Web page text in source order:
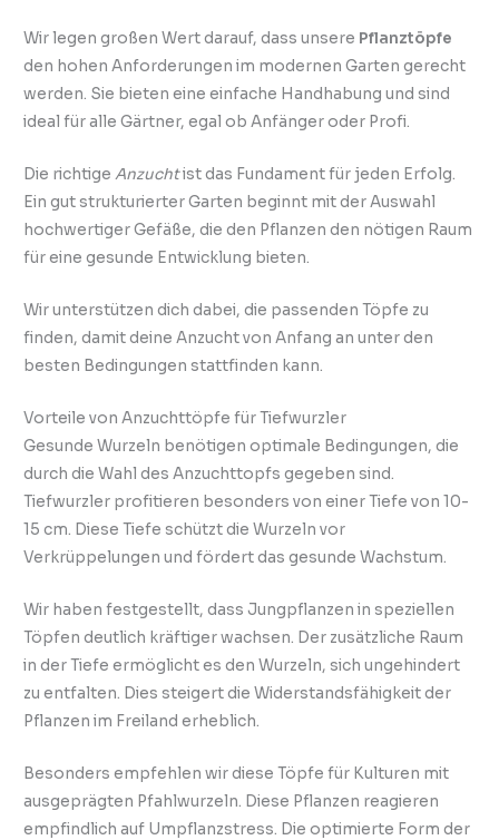
Wir legen großen Wert darauf, dass unsere Pflanztöpfe
den hohen Anforderungen im modernen Garten gerecht
werden. Sie bieten eine einfache Handhabung und sind
ideal für alle Gärtner, egal ob Anfänger oder Profi.
Die richtigeAnzuchtist das Fundament für jeden Erfolg.
Ein gut strukturierter Garten beginnt mit der Auswahl
hochwertiger Gefäße, die den Pflanzen den nötigen Raum
für eine gesunde Entwicklung bieten.
Wir unterstützen dich dabei, die passenden Töpfe zu
finden, damit deine Anzucht von Anfang an unter den
besten Bedingungen stattfinden kann.
Vorteile von Anzuchttöpfe für Tiefwurzler
Gesunde Wurzeln benötigen optimale Bedingungen, die
durch die Wahl des Anzuchttopfs gegeben sind.
Tiefwurzler profitieren besonders von einer Tiefe von 10-
15 cm. Diese Tiefe schützt die Wurzeln vor
Verkrüppelungen und fördert das gesunde Wachstum.
Wir haben festgestellt, dass Jungpflanzen in speziellen
Töpfen deutlich kräftiger wachsen. Der zusätzliche Raum
in der Tiefe ermöglicht es den Wurzeln, sich ungehindert
zu entfalten. Dies steigert die Widerstandsfähigkeit der
Pflanzen im Freiland erheblich.
Besonders empfehlen wir diese Töpfe für Kulturen mit
ausgeprägten Pfahlwurzeln. Diese Pflanzen reagieren
empfindlich auf Umpflanzstress. Die optimierte Form der